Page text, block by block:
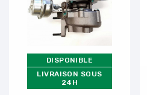
DISPONIBLE
LIVRAISON SOUS
24H